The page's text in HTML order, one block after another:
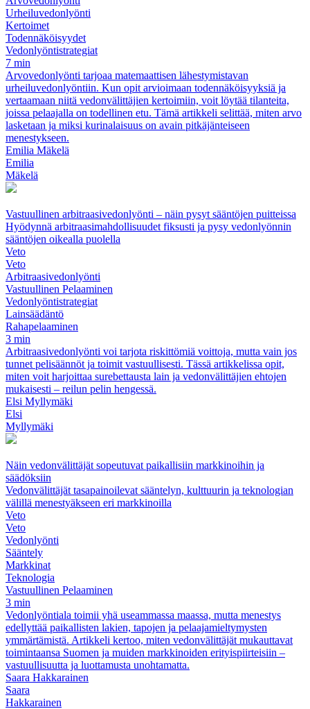
Urheiluvedonlyönti
Kertoimet
Todennäköisyydet
Vedonlyöntistrategiat
7 min
Arvovedonlyönti tarjoaa matemaattisen lähestymistavan
urheiluvedonlyöntiin. Kun opit arvioimaan todennäköisyyksiä ja
vertaamaan niitä vedonvälittäjien kertoimiin, voit löytää tilanteita,
joissa pelaajalla on todellinen etu. Tämä artikkeli selittää, miten arvo
lasketaan ja miksi kurinalaisuus on avain pitkäjänteiseen
menestykseen.
Emilia Mäkelä
Emilia
Mäkelä
Vastuullinen arbitraasivedonlyönti – näin pysyt sääntöjen puitteissa
Hyödynnä arbitraasimahdollisuudet fiksusti ja pysy vedonlyönnin
sääntöjen oikealla puolella
Veto
Veto
Arbitraasivedonlyönti
Vastuullinen Pelaaminen
Vedonlyöntistrategiat
Lainsäädäntö
Rahapelaaminen
3 min
Arbitraasivedonlyönti voi tarjota riskittömiä voittoja, mutta vain jos
tunnet pelisäännöt ja toimit vastuullisesti. Tässä artikkelissa opit,
miten voit harjoittaa surebettausta lain ja vedonvälittäjien ehtojen
mukaisesti – reilun pelin hengessä.
Elsi Myllymäki
Elsi
Myllymäki
Näin vedonvälittäjät sopeutuvat paikallisiin markkinoihin ja
säädöksiin
Vedonvälittäjät tasapainoilevat sääntelyn, kulttuurin ja teknologian
välillä menestyäkseen eri markkinoilla
Veto
Veto
Vedonlyönti
Sääntely
Markkinat
Teknologia
Vastuullinen Pelaaminen
3 min
Vedonlyöntiala toimii yhä useammassa maassa, mutta menestys
edellyttää paikallisten lakien, tapojen ja pelaajamieltymysten
ymmärtämistä. Artikkeli kertoo, miten vedonvälittäjät mukauttavat
toimintaansa Suomen ja muiden markkinoiden erityispiirteisiin –
vastuullisuutta ja luottamusta unohtamatta.
Saara Hakkarainen
Saara
Hakkarainen